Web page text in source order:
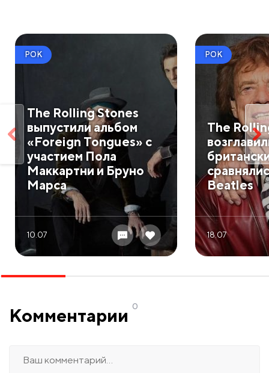
РОК
The Rolling Stones
выпустили альбом
«Foreign Tongues» с
участием Пола
Маккартни и Бруно
Марса
10.07
РОК
The
Beatles
18.07
Комментарии 0